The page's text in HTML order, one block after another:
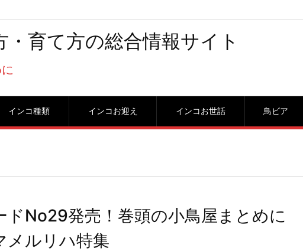
育て方の総合情報サイト
インコ種類 インコお迎え インコお世話 鳥ビア
ドNo29発売！巻頭の小鳥屋まとめに
メルリハ特集